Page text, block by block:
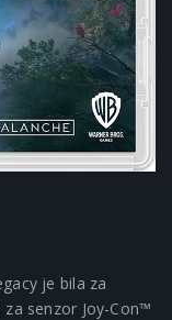
je bila za
senzor Joy-Con™